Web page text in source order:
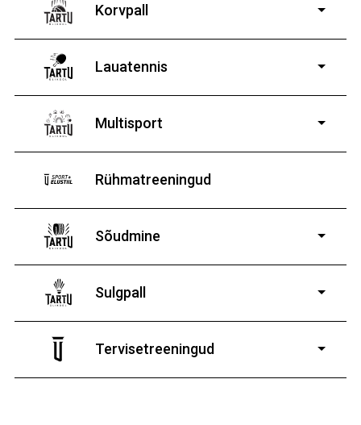
Korvpall
Lauatennis
8-19-aastastele
poistele ja tüdrukutele
Multisport
Rühmatreeningud
Sõudmine
11-19-aastastele
poistele ja tüdrukutele
Sulgpall
7-19-aastastele
poistele ja tüdrukutele
Tervisetreeningud
9-13-aastaste poiste ja tüdrukute
kodulehe vormi